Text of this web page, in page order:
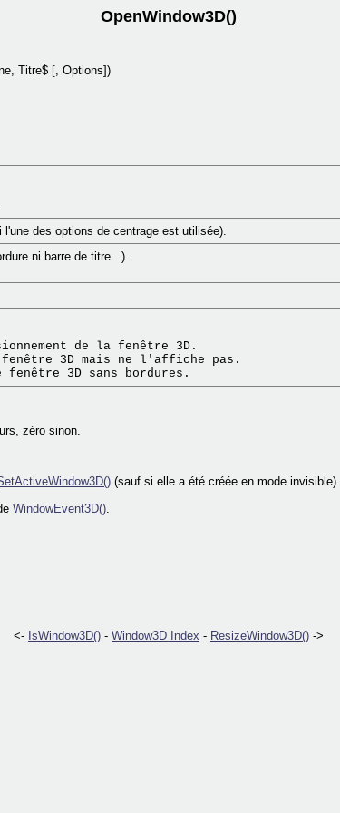
OpenWindow3D()
Titre$ [, Options])
des options de centrage est utilisée).
ni barre de titre...).
de la fenêtre 3D.
3D mais ne l'affiche pas.
zéro sinon.
(sauf si elle a été créée en mode invisible).
WindowEvent3D().
<- IsWindow3D() - Window3D Index - ResizeWindow3D() ->